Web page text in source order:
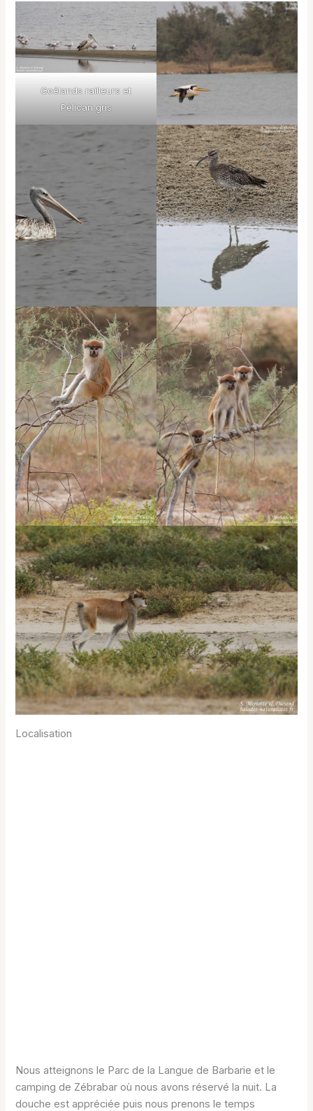
Goélands railleurs et
Pélican gris
Localisation
Nous atteignons le Parc de la Langue de Barbarie et le
camping de Zébrabar où nous avons réservé la nuit. La
douche est appréciée puis nous prenons le temps